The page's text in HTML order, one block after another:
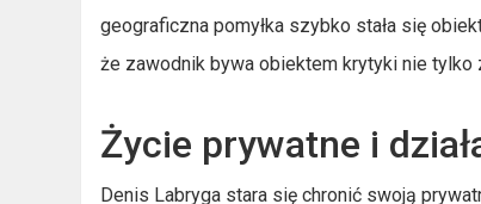
geograficzna pomyłka szybko stała się
że zawodnik bywa obiektem krytyki nie
Życie prywatne i
Denis Labryga stara się chronić swoją